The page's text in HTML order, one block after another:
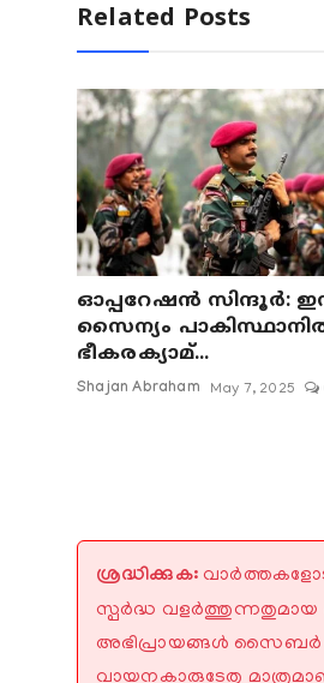
Related Posts
ഓപ്പറേഷൻ സിന്ദൂർ:
സൈന്യം
ഭീകരക്യാമ്...
Shajan Abraham May 7, 2025
ശ്രദ്ധിക്കുക:
സ്പർദ്ധ വളർത്തുന്നതുമായ
അഭിപ്രായങ്ങൾ സൈബർ
വായനകാരുടേതു